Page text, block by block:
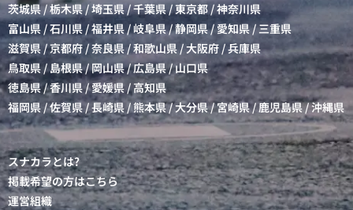
茨城県 /栃木県/埼玉県/千葉県/東京都 /神奈川県
富山県 /石川県 /福井県/岐阜県/静岡県/愛知県/三重県
滋賀県/京都府/奈良県 /和歌山県/大阪府 /兵庫県
鳥取県 / 島根県/岡山県/広島県/山口県
徳島県/香川県/愛媛県 /高知県
福岡県 /佐賀県 /長崎県/熊本県/大分県/宮崎県/鹿児島県/沖縄県
スナカラとは?
掲載希望の方はこちら
運営組織